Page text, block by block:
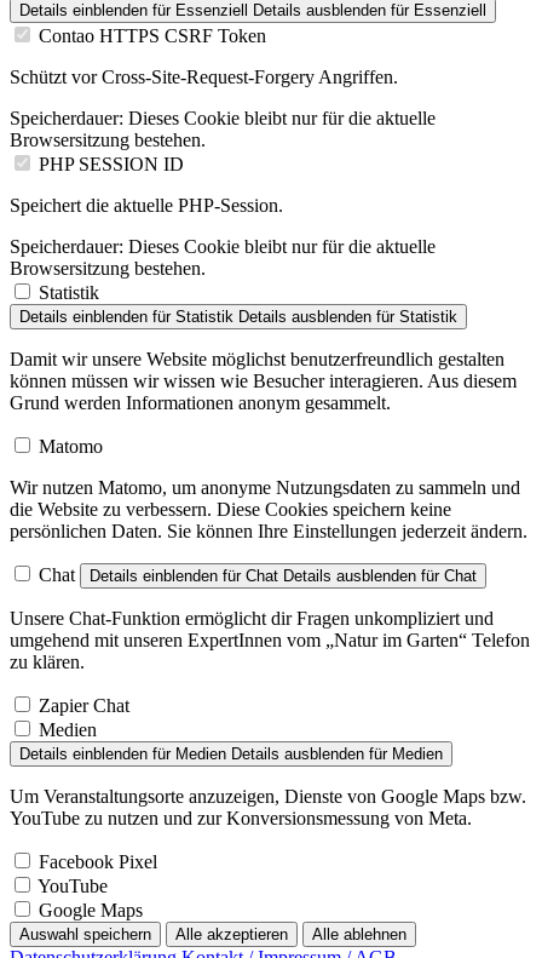
Details einblenden für Essenziell Details ausblenden für Essenziell
Contao HTTPS CSRF Token
Schützt vor Cross-Site-Request-Forgery Angriffen.
Speicherdauer: Dieses Cookie bleibt nur für die aktuelle
Browsersitzung bestehen.
PHP SESSION ID
Speichert die aktuelle PHP-Session.
Speicherdauer: Dieses Cookie bleibt nur für die aktuelle
Browsersitzung bestehen.
Statistik
Details einblenden für Statistik Details ausblenden für Statistik
Damit wir unsere Website möglichst benutzerfreundlich gestalten
können müssen wir wissen wie Besucher interagieren. Aus diesem
Grund werden Informationen anonym gesammelt.
Matomo
Wir nutzen Matomo, um anonyme Nutzungsdaten zu sammeln und
die Website zu verbessern. Diese Cookies speichern keine
persönlichen Daten. Sie können Ihre Einstellungen jederzeit ändern.
Chat Details einblenden für Chat Details ausblenden für Chat
Unsere Chat-Funktion ermöglicht dir Fragen unkompliziert und
umgehend mit unseren ExpertInnen vom „Natur im Garten“ Telefon
zu klären.
Zapier Chat
Medien
Details einblenden für Medien Details ausblenden für Medien
Um Veranstaltungsorte anzuzeigen, Dienste von Google Maps bzw.
YouTube zu nutzen und zur Konversionsmessung von Meta.
Facebook Pixel
YouTube
Google Maps
Auswahl speichern Alle akzeptieren Alle ablehnen